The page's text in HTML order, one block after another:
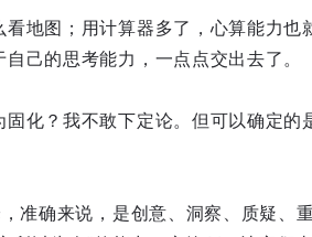
地图；用计算器多了，心算能力也
己的思考能力，一点点交出去了。
化？我不敢下定论。但可以确定的
准确来说，是创意、洞察、质疑、